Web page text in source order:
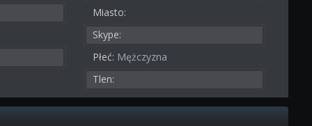
Miasto:
Skype:
Płeć: Mężczyzna
Tlen: